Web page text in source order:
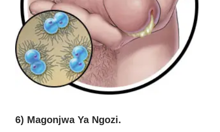
6) Magonjwa Ya Ngozi.